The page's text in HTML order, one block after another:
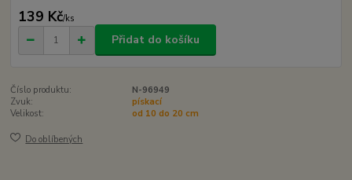
139 Kč/ks
Přidat do košíku
Číslo produktu:
N-96949
Zvuk:
pískací
Velikost:
od 10 do 20 cm
Do oblíbených